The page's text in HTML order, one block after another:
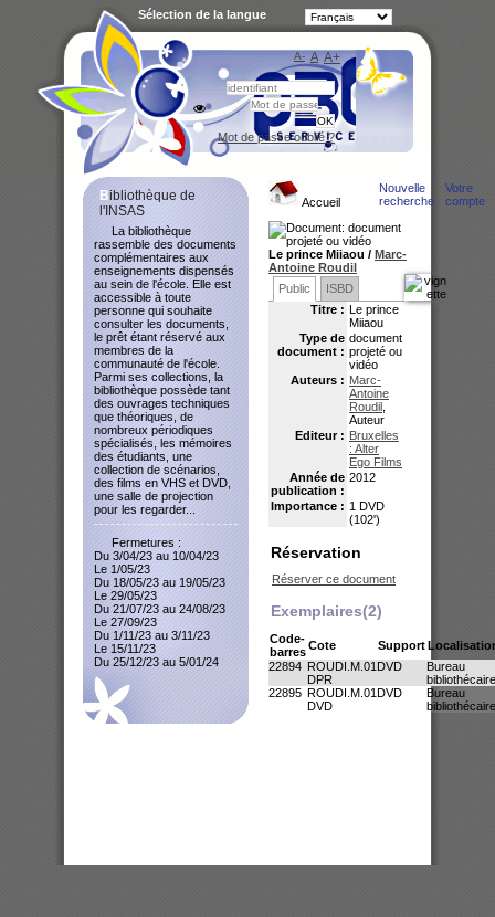
Accueil
Nouvelle
recherche
Votre
compte
Le prince Miiaou / Marc-
Antoine Roudil
Public
ISBD
Titre : Le prince
Miiaou
Type de
document :
document
projeté ou
vidéo
Auteurs : Marc-
Antoine
Roudil
Auteur
Editeur : Bruxelles
: Alter
Ego Films
Année de
publication :
2012
Importance : 1 DVD
(102')
Réservation
Réserver ce document
Exemplaires(2)
Code-
barresCote Support
22894 ROUDI.M.01
DPR
DVD
Bureau
bibliothécaire
22895 ROUDI.M.01
DVD
DVD
Bureau
bibliothécaire
Bibliothèque de
l'INSAS
La bibliothèque
rassemble des documents
complémentaires aux
enseignements dispensés
au sein de l'école. Elle est
accessible à toute
personne qui souhaite
consulter les documents,
le prêt étant réservé aux
membres de la
communauté de l'école.
Parmi ses collections, la
bibliothèque possède tant
des ouvrages techniques
que théoriques, de
nombreux périodiques
spécialisés, les mémoires
des étudiants, une
collection de scénarios,
des films en VHS et DVD,
une salle de projection
pour les regarder...
Fermetures :
Du 3/04/23 au 10/04/23
Le 1/05/23
Du 18/05/23 au 19/05/23
Le 29/05/23
Du 21/07/23 au 24/08/23
Le 27/09/23
Du 1/11/23 au 3/11/23
Le 15/11/23
Du 25/12/23 au 5/01/24
A- A A+
Sélection de la langue
Mot de passe oublié ?